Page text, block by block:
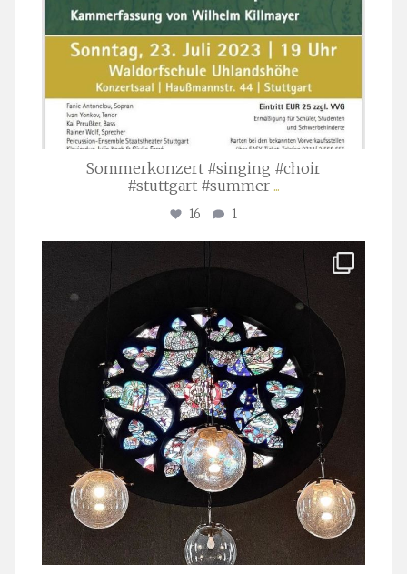
Sommerkonzert #singing #choir
#stuttgart #summer ...
16 1
Apr. 1